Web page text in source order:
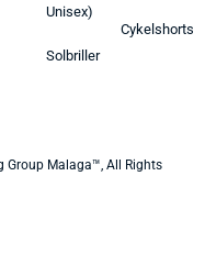
Unisex)
Solbriller
Cykelshorts
Malaga™, All Rights